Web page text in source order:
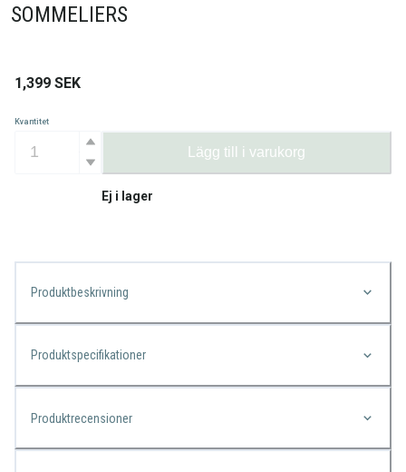
SOMMELIERS
1,399 SEK
Kvantitet
Lägg till i varukorg
Ej i lager
Produktbeskrivning
Produktspecifikationer
Produktrecensioner